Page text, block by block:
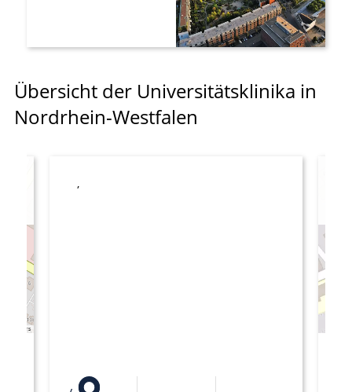
Übersicht der Universitätsklinika in
Nordrhein-Westfalen
,